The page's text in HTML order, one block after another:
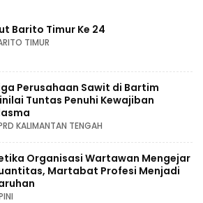
Barito Timur Ke 24
TIMUR
Perusahaan Sawit di Bartim
Tuntas Penuhi Kewajiban
KALIMANTAN TENGAH
Organisasi Wartawan Mengejar
Martabat Profesi Menjadi